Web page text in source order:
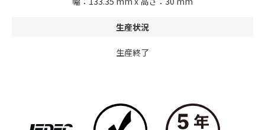
生産状況
生産終了